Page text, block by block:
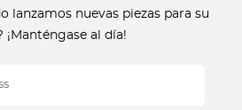
lanzamos nuevas piezas para su
¡Manténgase al día!